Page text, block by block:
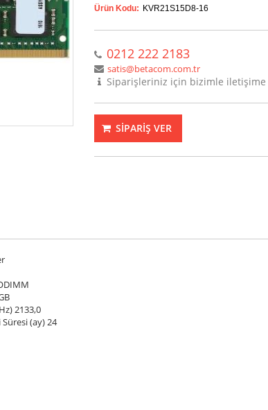
Ürün Kodu: KVR21S15D8-16
0212 222 2183
satis@betacom.com.tr
Siparişleriniz için bizimle iletişime
SİPARİŞ VER
2133,0
Süresi (ay) 24